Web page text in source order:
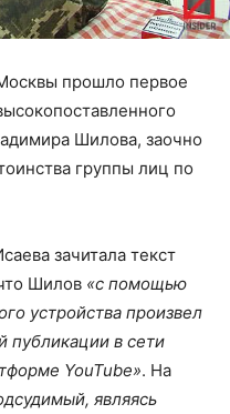
прошло первое
Шилова, заочно
группы лиц по
зачитала текст
Шилов «с помощью
устройства произвел
публикации в сети
YouTube». На
являясь